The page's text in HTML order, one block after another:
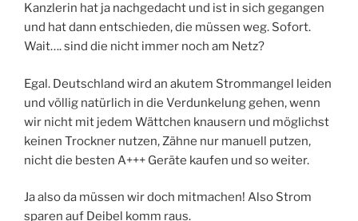
Kanzlerin hat ja nachgedacht und ist in sich gegangen
und hat dann entschieden, die müssen weg. Sofort.
Wait…. sind die nicht immer noch am Netz?
Egal. Deutschland wird an akutem Strommangel leiden
und völlig natürlich in die Verdunkelung gehen, wenn
wir nicht mit jedem Wättchen knausern und möglichst
keinen Trockner nutzen, Zähne nur manuell putzen,
nicht die besten A+++ Geräte kaufen und so weiter.
Ja also da müssen wir doch mitmachen! Also Strom
sparen auf Deibel komm raus.